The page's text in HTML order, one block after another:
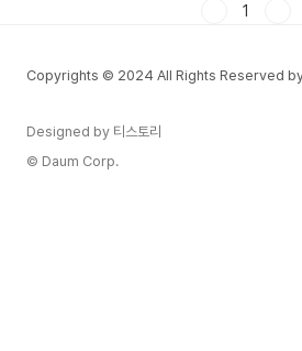
두 가능하며, 정부가 인증한 훈련 기..
1
Copyrights © 2024 All Rights Reserved by
Designed by 티스토리
© Daum Corp.